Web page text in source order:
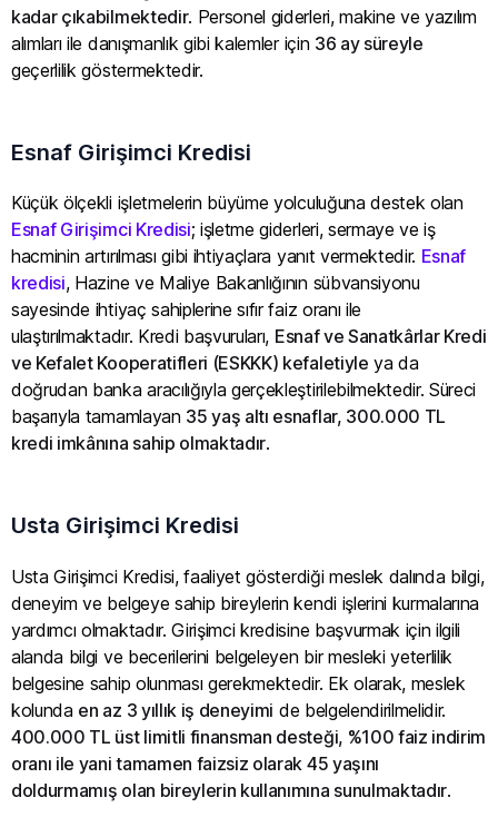
kadar çıkabilmektedir. Personel giderleri, makine ve yazılım
alımları ile danışmanlık gibi kalemler için 36 ay süreyle
geçerlilik göstermektedir.
Esnaf Girişimci Kredisi
Küçük ölçekli işletmelerin büyüme yolculuğuna destek olan
Esnaf Girişimci Kredisi; işletme giderleri, sermaye ve iş
hacminin artırılması gibi ihtiyaçlara yanıt vermektedir. Esnaf
kredisi, Hazine ve Maliye Bakanlığının sübvansiyonu
sayesinde ihtiyaç sahiplerine sıfır faiz oranı ile
ulaştırılmaktadır. Kredi başvuruları, Esnaf ve Sanatkârlar Kredi
ve Kefalet Kooperatifleri (ESKKK) kefaletiyle ya da
doğrudan banka aracılığıyla gerçekleştirilebilmektedir. Süreci
başarıyla tamamlayan 35 yaş altı esnaflar, 300.000 TL
kredi imkânına sahip olmaktadır.
Usta Girişimci Kredisi
Usta Girişimci Kredisi, faaliyet gösterdiği meslek dalında bilgi,
deneyim ve belgeye sahip bireylerin kendi işlerini kurmalarına
yardımcı olmaktadır. Girişimci kredisine başvurmak için ilgili
alanda bilgi ve becerilerini belgeleyen bir mesleki yeterlilik
belgesine sahip olunması gerekmektedir. Ek olarak, meslek
kolunda en az 3 yıllık iş deneyimi de belgelendirilmelidir.
400.000 TL üst limitli finansman desteği, %100 faiz indirim
oranı ile yani tamamen faizsiz olarak 45 yaşını
doldurmamış olan bireylerin kullanımına sunulmaktadır.